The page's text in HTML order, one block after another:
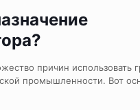
причин использовать
промышленности. Вот